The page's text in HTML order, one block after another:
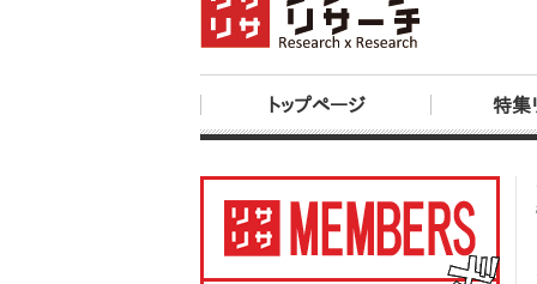
トップページ 特集